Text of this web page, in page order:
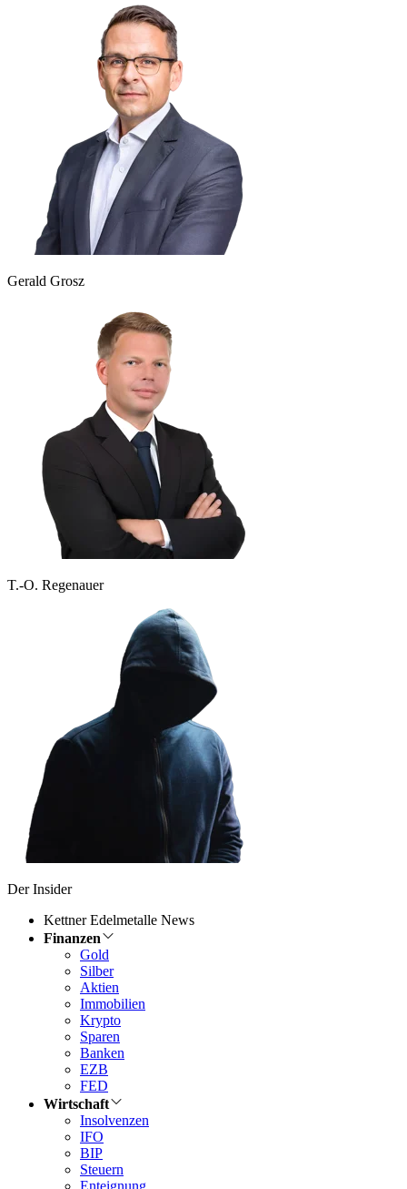
Gerald Grosz
T.-O. Regenauer
Der Insider
Kettner Edelmetalle News
Finanzen
Gold
Silber
Aktien
Immobilien
Krypto
Sparen
Banken
EZB
FED
Wirtschaft
Insolvenzen
IFO
BIP
Steuern
Enteignung